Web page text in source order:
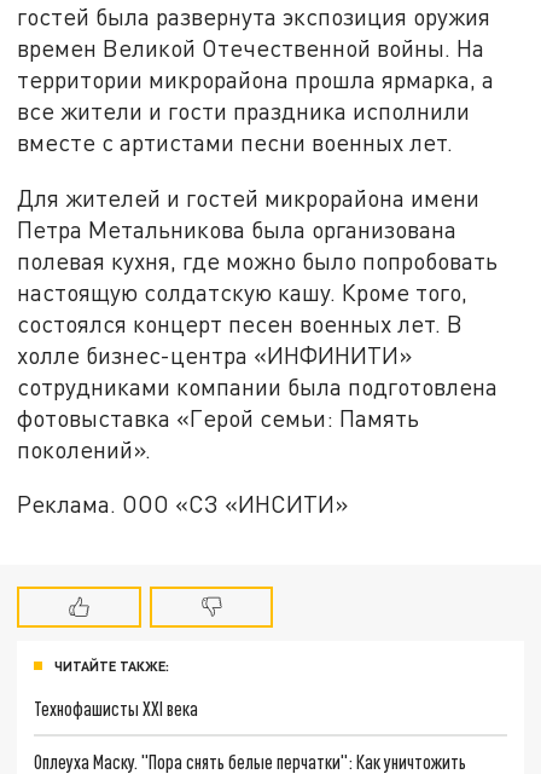
гостей была развернута экспозиция оружия
времен Великой Отечественной войны. На
территории микрорайона прошла ярмарка, а
все жители и гости праздника исполнили
вместе с артистами песни военных лет.
Для жителей и гостей микрорайона имени
Петра Метальникова была организована
полевая кухня, где можно было попробовать
настоящую солдатскую кашу. Кроме того,
состоялся концерт песен военных лет. В
холле бизнес-центра «ИНФИНИТИ»
сотрудниками компании была подготовлена
фотовыставка «Герой семьи: Память
поколений».
Реклама. ООО «СЗ «ИНСИТИ»
ЧИТАЙТЕ ТАКЖЕ:
Технофашисты XXI века
Оплеуха Маску. "Пора снять белые перчатки": Как уничтожить